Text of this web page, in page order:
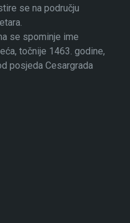
se na području
se spominje ime
točnije 1463. godine,
posjeda Cesargrada